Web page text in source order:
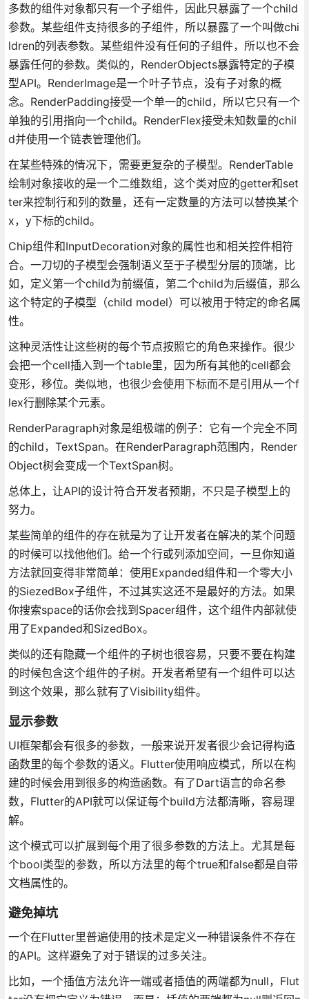
多数的组件对象都只有一个子组件，因此只暴露了一个child
参数。某些组件支持很多的子组件，所以暴露了一个叫做chi
ldren的列表参数。某些组件没有任何的子组件，所以也不会
暴露任何的参数。类似的，RenderObjects暴露特定的子模
型API。RenderImage是一个叶子节点，没有子对象的概
念。RenderPadding接受一个单一的child，所以它只有一个
单独的引用指向一个child。RenderFlex接受未知数量的chil
d并使用一个链表管理他们。
在某些特殊的情况下，需要更复杂的子模型。RenderTable
绘制对象接收的是一个二维数组，这个类对应的getter和set
ter来控制行和列的数量，还有一定数量的方法可以替换某个
x，y下标的child。
Chip组件和InputDecoration对象的属性也和相关控件相符
合。一刀切的子模型会强制语义至于子模型分层的顶端，比
如，定义第一个child为前缀值，第二个child为后缀值，那么
这个特定的子模型（child model）可以被用于特定的命名属
性。
这种灵活性让这些树的每个节点按照它的角色来操作。很少
会把一个cell插入到一个table里，因为所有其他的cell都会
变形，移位。类似地，也很少会使用下标而不是引用从一个f
lex行删除某个元素。
RenderParagraph对象是组极端的例子：它有一个完全不同
的child，TextSpan。在RenderParagraph范围内，Render
Object树会变成一个TextSpan树。
总体上，让API的设计符合开发者预期，不只是子模型上的
努力。
某些简单的组件的存在就是为了让开发者在解决的某个问题
的时候可以找他他们。给一个行或列添加空间，一旦你知道
方法就回变得非常简单：使用Expanded组件和一个零大小
的SiezedBox子组件，不过其实这还不是最好的方法。如果
你搜索space的话你会找到Spacer组件，这个组件内部就使
用了Expanded和SizedBox。
类似的还有隐藏一个组件的子树也很容易，只要不要在构建
的时候包含这个组件的子树。开发者希望有一个组件可以达
到这个效果，那么就有了Visibility组件。
显示参数
UI框架都会有很多的参数，一般来说开发者很少会记得构造
函数里的每个参数的语义。Flutter使用响应模式，所以在构
建的时候会用到很多的构造函数。有了Dart语言的命名参
数，Flutter的API就可以保证每个build方法都清晰，容易理
解。
这个模式可以扩展到每个用了很多参数的方法上。尤其是每
个bool类型的参数，所以方法里的每个true和false都是自带
文档属性的。
避免掉坑
一个在Flutter里普遍使用的技术是定义一种错误条件不存在
的API。这样避免了对于错误的过多关注。
比如，一个插值方法允许一端或者插值的两端都为null，Flut